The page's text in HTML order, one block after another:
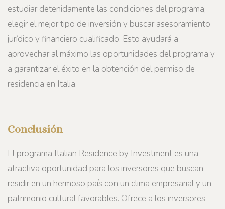
estudiar detenidamente las condiciones del programa,
elegir el mejor tipo de inversión y buscar asesoramiento
jurídico y financiero cualificado. Esto ayudará a
aprovechar al máximo las oportunidades del programa y
a garantizar el éxito en la obtención del permiso de
residencia en Italia.
Conclusión
El programa Italian Residence by Investment es una
atractiva oportunidad para los inversores que buscan
residir en un hermoso país con un clima empresarial y un
patrimonio cultural favorables. Ofrece a los inversores